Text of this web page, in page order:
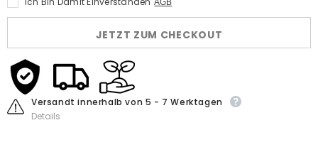
Things
Shirt
Kostüm
Halloween
Karnevalsparty
Anzug
Things
Shirt
Cosplay-
Kostüm
Halloween
Karnevalsparty
Anzug
AGB
JETZT ZUM CHECKOUT
Versandt innerhalb von 5 - 7 Werktagen
Details